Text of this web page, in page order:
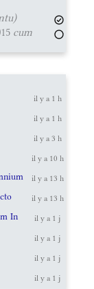
cum
il y a 1 h
il y a 1 h
il y a 3 h
il y a 10 h
il y a 13 h
il y a 13 h
In il y a 1 j
il y a 1 j
il y a 1 j
il y a 1 j